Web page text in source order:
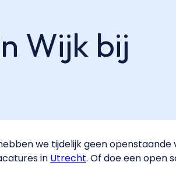
Wijk bij
we tijdelijk geen openstaande
in Utrecht. Of doe een open